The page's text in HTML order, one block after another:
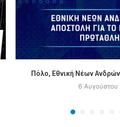
Πόλο, Εθνική Νέων Ανδρών
6 Αυγούστου